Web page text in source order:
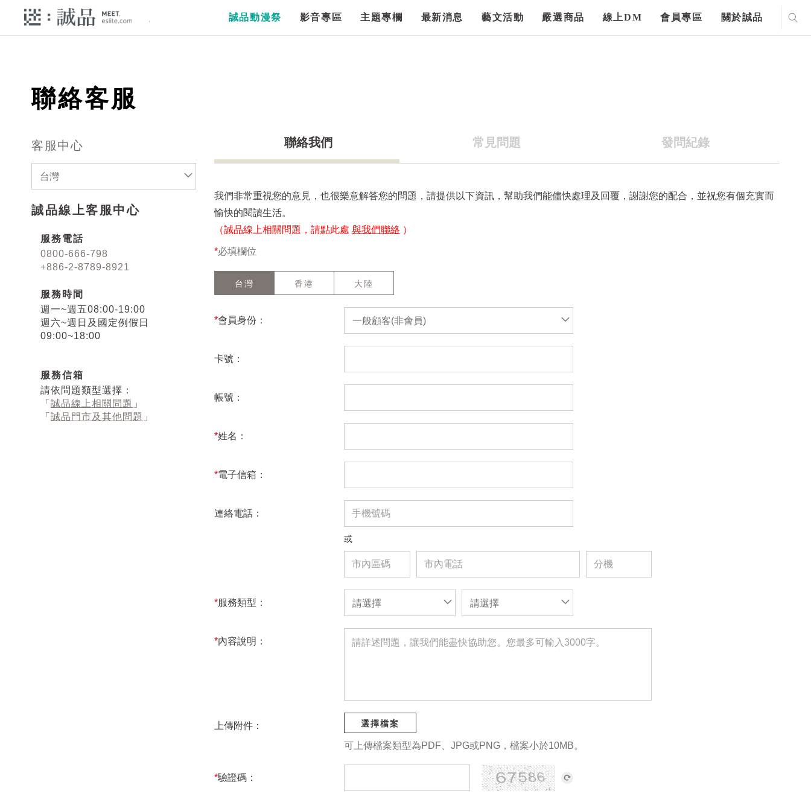
誠品動漫祭 影音專區 主題專欄 最新消息 藝文活動 嚴選商品 線上DM 會員專區 關於誠品
聯絡客服
客服中心
台灣
誠品線上客服中心
服務電話
0800-666-798
+886-2-8789-8921
服務時間
週一~週五08:00-19:00
週六~週日及國定例假日
09:00~18:00
服務信箱
請依問題類型選擇：
「 誠品線上相關問題 」
「 誠品門市及其他問題 」
聯絡我們 常見問題 發問紀錄
我們非常重視您的意見，也很樂意解答您的問題，請提供以下資訊，幫助我們能儘快處理及回覆，謝謝您的配合，並祝您有個充實而
愉快的閱讀生活。
（誠品線上相關問題，請點此處 與我們聯絡 ）
*必填欄位
台灣 香港 大陸
*會員身份： 一般顧客(非會員)
卡號：
帳號：
*姓名：
*電子信箱：
連絡電話：
或
*服務類型： 請選擇 請選擇
*內容說明：
上傳附件： 選擇檔案
可上傳檔案類型為PDF、JPG或PNG，檔案小於10MB。
*驗證碼：